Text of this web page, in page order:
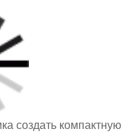
создать компактную